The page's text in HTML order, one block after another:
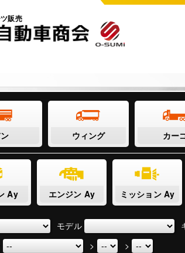
販売
ウィング カー
Ay エンジン Ay ミッション Ay
モデル
> >